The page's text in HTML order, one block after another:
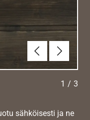
Edellinen
1 / 3
sähköisesti ja ne